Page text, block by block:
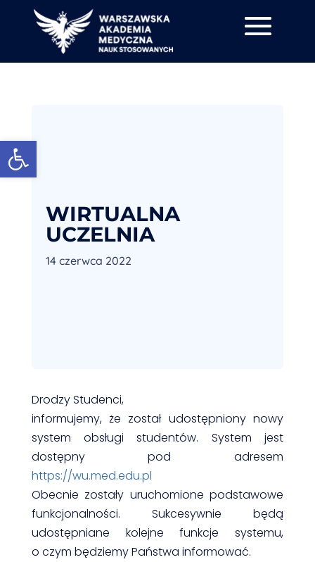
WIRTUALNA
UCZELNIA
14 czerwca 2022
Drodzy Studenci,
informujemy, że został udostępniony nowy
system obsługi studentów. System jest
dostępny pod adresem
https://wu.med.edu.pl
Obecnie zostały uruchomione podstawowe
funkcjonalności. Sukcesywnie będą
udostępniane kolejne funkcje systemu,
o czym będziemy Państwa informować.
Otwórz pasek narzędzi